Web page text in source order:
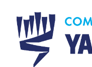
content